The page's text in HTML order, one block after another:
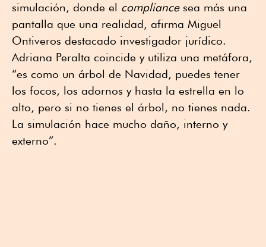
simulación, donde el compliancesea más una
pantalla que una realidad, afirma Miguel
Ontiveros destacado investigador jurídico.
Adriana Peralta coincide y utiliza una metáfora,
“es como un árbol de Navidad, puedes tener
los focos, los adornos y hasta la estrella en lo
alto, pero si no tienes el árbol, no tienes nada.
La simulación hace mucho daño, interno y
externo”.